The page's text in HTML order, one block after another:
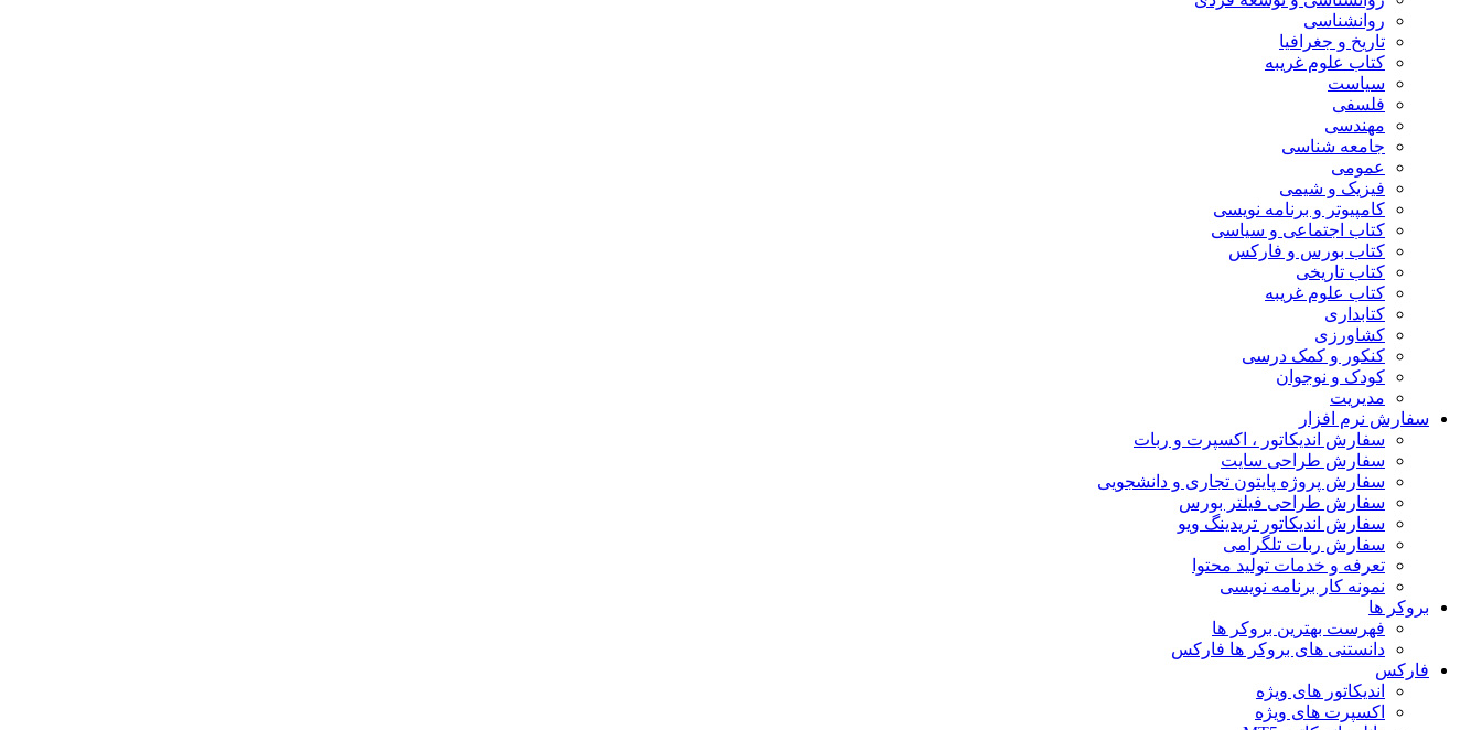
روانشناسی
تاریخ و جغرافیا
کتاب علوم غریبه
سیاست
فلسفی
مهندسی
جامعه شناسی
عمومی
فیزیک و شیمی
کامپیوتر و برنامه نویسی
کتاب اجتماعی و سیاسی
کتاب بورس و فارکس
کتاب تاریخی
کتاب علوم غریبه
کتابداری
کشاورزی
کنکور و کمک‌ درسی
کودک و نوجوان
مدیریت
سفارش نرم افزار
سفارش اندیکاتور ، اکسپرت و ربات
سفارش طراحی سایت
سفارش پروژه پایتون تجاری و دانشجویی
سفارش طراحی فیلتر بورس
سفارش اندیکاتور تریدینگ ویو
سفارش ربات تلگرامی
تعرفه و خدمات تولید محتوا
نمونه کار برنامه نویسی
بروکر ها
فهرست بهترین بروکر ها
دانستنی های بروکر ها فارکس
فارکس
اندیکاتور های ویژه
اکسپرت های ویژه